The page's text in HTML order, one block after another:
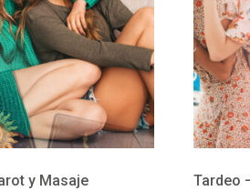
y Masaje Tardeo